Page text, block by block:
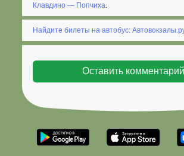
Клавдино — Попчиха
Найдите билеты на автобус: